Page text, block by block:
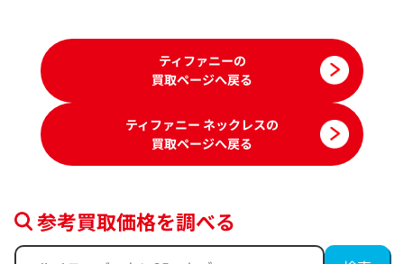
ティファニーの
買取ページへ戻る
ティファニー ネックレスの
買取ページへ戻る
参考買取価格を調べる